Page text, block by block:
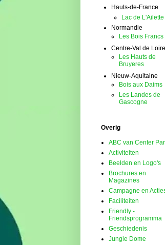
Hauts-de-France
Lac de L'Ailette
Normandie
Les Bois Francs
Centre-Val de Loire
Les Hauts de
Bruyeres
Nieuw-Aquitaine
Bois aux Daims
Les Landes de
Gascogne
Overig
ABC van Center
Activiteiten
Beelden en Logo's
Brochures en
Magazines
Campagne en
Faciliteiten
Friendly -
Friendsprogramma
Geschiedenis
Jungle Dome